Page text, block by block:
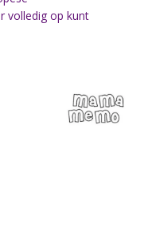
volledig op kunt